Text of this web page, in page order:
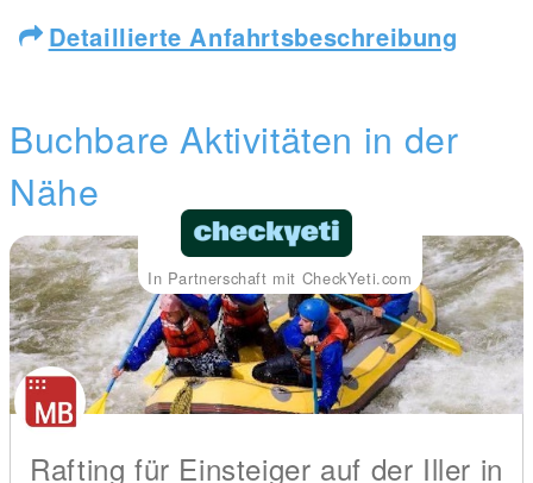
Detaillierte Anfahrtsbeschreibung
Buchbare Aktivitäten in der
Nähe
In Partnerschaft mit CheckYeti.com
Rafting für Einsteiger auf der Iller in